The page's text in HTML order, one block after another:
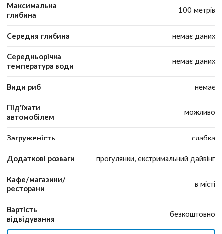
Максимальна
глибина
100 метрів
Середня глибина немає даних
Середньорічна
температура води
немає даних
Види риб немає
Під'їхати
автомобілем
можливо
Загруженість слабка
Додаткові розваги прогулянки, екстримальний дайвінг
Кафе/магазини/
ресторани
в місті
Вартість
відвідування
безкоштовно